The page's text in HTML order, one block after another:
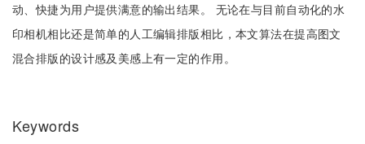
动、快捷为用户提供满意的输出结果。 无论在与目前自动化的水
印相机相比还是简单的人工编辑排版相比，本文算法在提高图文
混合排版的设计感及美感上有一定的作用。
Keywords